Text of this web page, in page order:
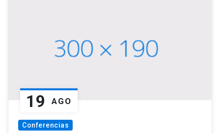
19 AGO
Conferencias